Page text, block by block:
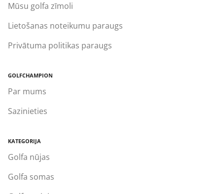
Mūsu golfa zīmoli
Lietošanas noteikumu paraugs
Privātuma politikas paraugs
GOLFCHAMPION
Par mums
Sazinieties
KATEGORIJA
Golfa nūjas
Golfa somas